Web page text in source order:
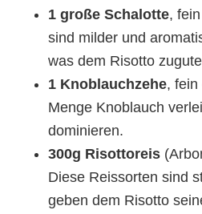
1 große Schalotte,
sind milder und
was dem Risotto
1 Knoblauchzehe, fein
Menge Knoblauch
dominieren.
300g Risottoreis
Diese Reissorten sind
geben dem Risotto